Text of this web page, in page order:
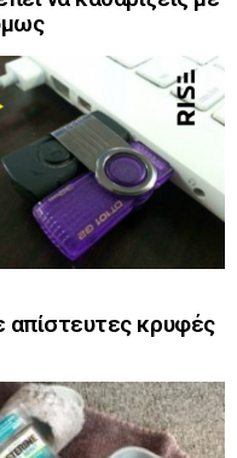
απίστευτες κρυφές